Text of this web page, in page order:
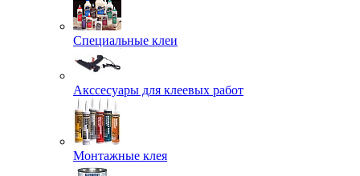
Специальные клеи
Акссесуары для клеевых работ
Монтажные клея